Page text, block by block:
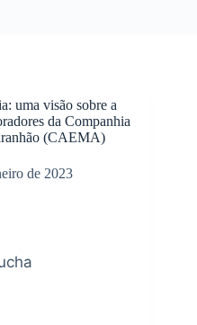
uma visão sobre a
da Companhia
(CAEMA)
de 2023